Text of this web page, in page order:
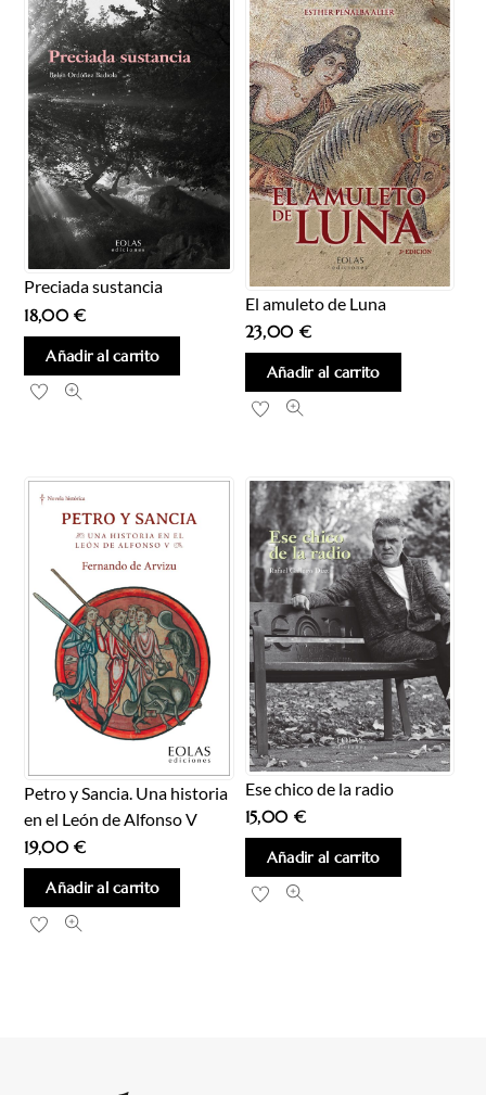
Preciada sustancia
18,00€
Añadir al carrito
El amuleto de Luna
23,00 €
Añadir al carrito
Petro y Sancia. Una historia
en el León de Alfonso V
19,00€
Añadir al carrito
Ese chico de la radio
15,00 €
Añadir al carrito